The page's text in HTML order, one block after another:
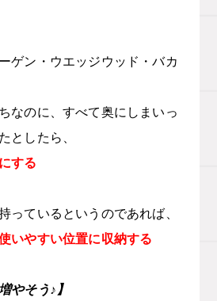
ゲン・ウエッジウッド・バカ
なのに、すべて奥にしまいっ
としたら、
する
っているというのであれば、
いやすい位置に収納する
やそう♪ 】